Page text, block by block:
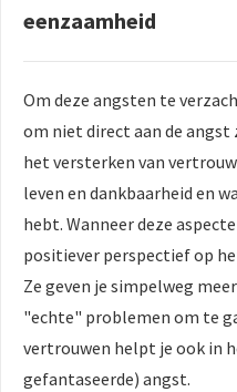
eenzaamheid
Om deze angsten te
om niet direct aan de
het versterken van
leven en dankbaarheid en
hebt. Wanneer deze
positiever perspectief op
Ze geven je simpelweg
"echte" problemen om te
vertrouwen helpt je ook in
gefantaseerde) angst.